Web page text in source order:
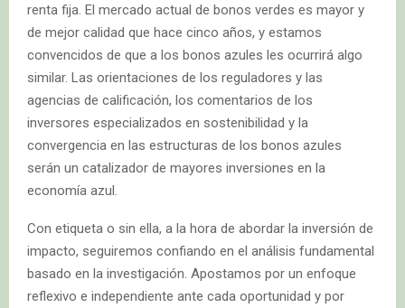
renta fija. El mercado actual de bonos verdes es mayor y
de mejor calidad que hace cinco años, y estamos
convencidos de que a los bonos azules les ocurrirá algo
similar. Las orientaciones de los reguladores y las
agencias de calificación, los comentarios de los
inversores especializados en sostenibilidad y la
convergencia en las estructuras de los bonos azules
serán un catalizador de mayores inversiones en la
economía azul.
Con etiqueta o sin ella, a la hora de abordar la inversión de
impacto, seguiremos confiando en el análisis fundamental
basado en la investigación. Apostamos por un enfoque
reflexivo e independiente ante cada oportunidad y por